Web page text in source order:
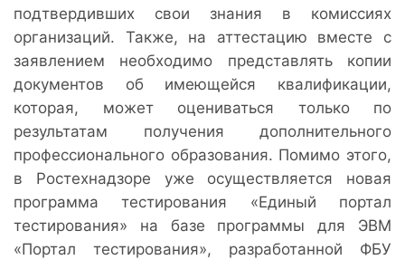
подтвердивших свои знания в комиссиях
организаций. Также, на аттестацию вместе с
заявлением необходимо представлять копии
документов об имеющейся квалификации,
которая, может оцениваться только по
результатам получения дополнительного
профессионального образования. Помимо этого,
в Ростехнадзоре уже осуществляется новая
программа тестирования «Единый портал
тестирования» на базе программы для ЭВМ
«Портал тестирования», разработанной ФБУ